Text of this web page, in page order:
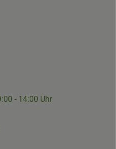
die.hofkiste/
www.facebook.com/p/Die-
- 14:00 Uhr